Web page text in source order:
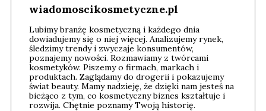
wiadomoscikosmetyczne.pl
Lubimy branżę kosmetyczną i każdego dnia
dowiadujemy się o niej więcej. Analizujemy rynek,
śledzimy trendy i zwyczaje konsumentów,
poznajemy nowości. Rozmawiamy z twórcami
kosmetyków. Piszemy o firmach, markach i
produktach. Zaglądamy do drogerii i pokazujemy
świat beauty. Mamy nadzieję, że dzięki nam jesteś na
bieżąco z tym, co kosmetyczny biznes kształtuje i
rozwija. Chętnie poznamy Twoją historię.